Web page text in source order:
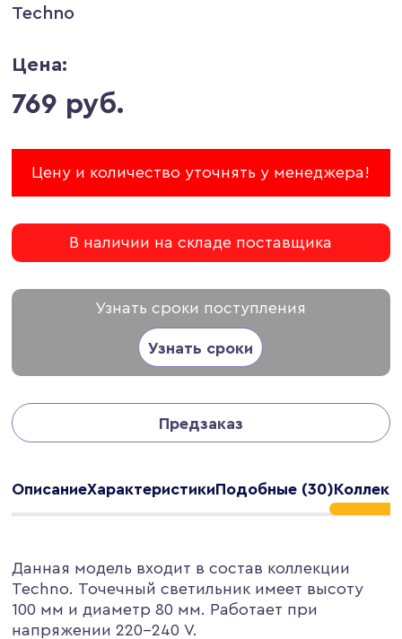
Techno
Цена:
769 руб.
Цену и количество уточнять у менеджера!
В наличии на складе поставщика
Узнать сроки поступления
Узнать сроки
Предзаказ
ОписаниеХарактеристикиПодобные (30)
Данная модель входит в состав коллекции
Techno. Точечный светильник имеет высоту
100 мм и диаметр 80 мм. Работает при
напряжении 220-240 V.